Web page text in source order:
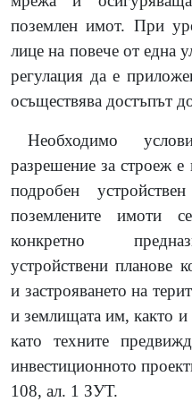
поземлен имот. При
лице на повече от една
регулация да е
осъществява достъпът
Необходимо
разрешение за строеж е
подробен
поземлените имоти
конкретно
устройствени планове
и застрояването на
и землищата им, както и
като техните
инвестиционното
108, ал. 1 ЗУТ.